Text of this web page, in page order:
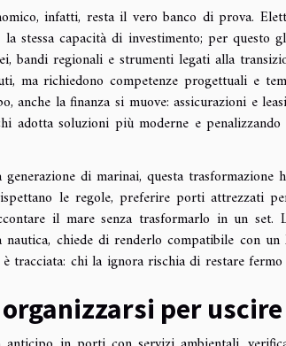
infatti, resta il vero banco di prova.
stessa capacità di investimento; per questo
bandi regionali e strumenti legati alla
ma richiedono competenze progettuali e
anche la finanza si muove: assicurazioni e
adotta soluzioni più moderne e
di marinai, questa
le regole, preferire porti attrezzati
il mare senza trasformarlo in un
nautica, chiede di renderlo compatibile con
tracciata: chi la ignora rischia di restare
organizzarsi per